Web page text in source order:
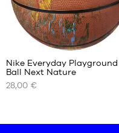
UNSERE
VERFÜGBAREN
9
Nike Everyday Playground
Ball Next Nature
28,00 €